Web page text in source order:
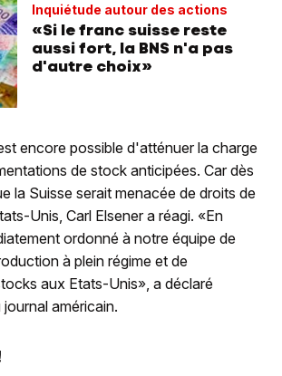
Inquiétude autour des actions
«Si le franc suisse reste
aussi fort, la BNS n'a pas
d'autre choix»
encore possible d'atténuer la charge
de stock anticipées. Car dès
la Suisse serait menacée de droits de
Unis, Carl Elsener a réagi. «En
ordonné à notre équipe de
à plein régime et de
aux Etats-Unis», a déclaré
américain.